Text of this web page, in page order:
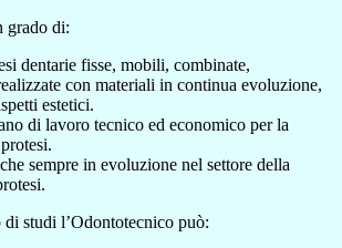
grado di:
si dentarie fisse, mobili, combinate,
ealizzate con materiali in continua evoluzione,
etti estetici.
di lavoro tecnico ed economico per la
esi.
e sempre in evoluzione nel settore della
esi.
di studi l’Odontotecnico può: